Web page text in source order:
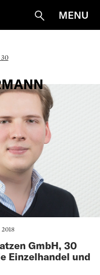
Suche
MENU
GmbH, 30
Einzelhandel und